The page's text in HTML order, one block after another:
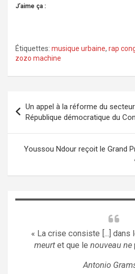
J’aime ça :
Étiquettes: musique urbaine, rap
zozo machine
de
l’article
Un appel à la réforme du
République démocratique du
Youssou Ndour reçoit le Grand
« La crise consiste [...] dans
meurtet que le nouveau ne
Antonio